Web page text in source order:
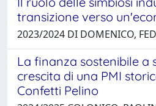
transizione verso
2023/2024 DI DOMENICO,
La finanza sostenibile a
crescita di una PMI
Confetti Pelino